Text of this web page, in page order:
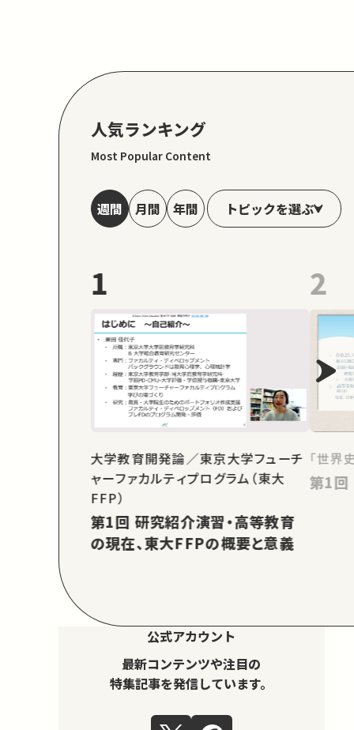
人気ランキング
Most Popular Content
週間 月間 年間 トピックを選ぶ
1
大学教育開発論／東京大学フューチ
ャーファカルティプログラム（東大
FFP）
第1回 研究紹介演習・高等教育
の現在、東大FFPの概要と意義
2
「世界
公式アカウント
最新コンテンツや注目の
特集記事を発信しています。